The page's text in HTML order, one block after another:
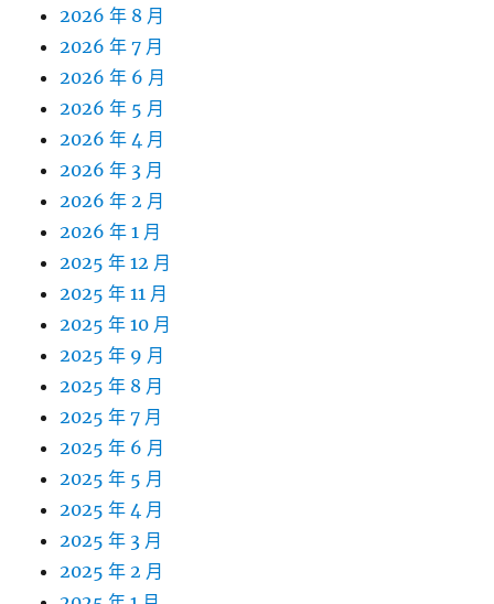
2026 年 8 月
2026 年 7 月
2026 年 6 月
2026 年 5 月
2026 年 4 月
2026 年 3 月
2026 年 2 月
2026 年 1 月
2025 年 12 月
2025 年 11 月
2025 年 10 月
2025 年 9 月
2025 年 8 月
2025 年 7 月
2025 年 6 月
2025 年 5 月
2025 年 4 月
2025 年 3 月
2025 年 2 月